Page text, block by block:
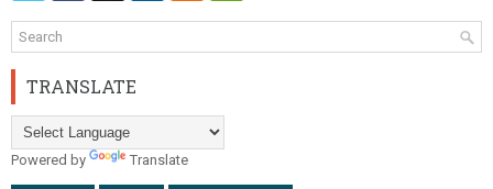
TRANSLATE
Powered by Translate